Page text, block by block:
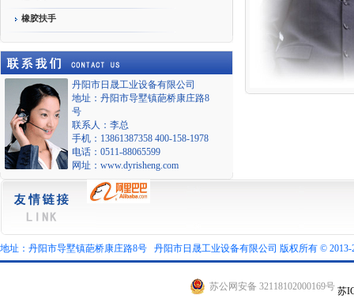
橡胶扶手
丹阳市日晟工业设备有限公司
地址：丹阳市导墅镇葩桥康庄路8
号
联系人：李总
手机：13861387358 400-158-1978
电话：0511-88065599
网址：www.dyrisheng.com
地址：丹阳市导墅镇葩桥康庄路8号 丹阳市日晟工业设备有限公司 版权所有 © 2013-
苏公网安备 32118102000169号 苏